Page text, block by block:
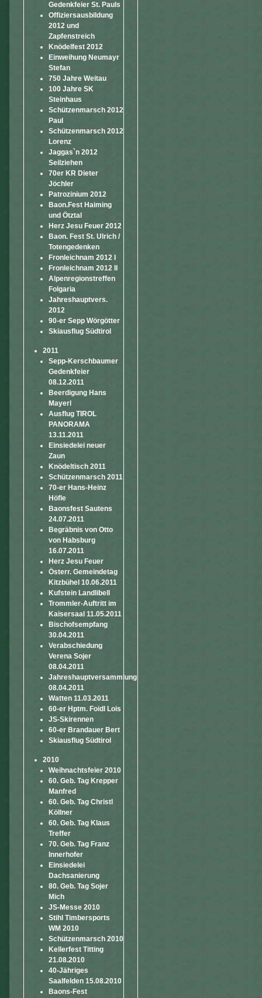
Gedenkfeier St. Pauls
Offiziersausbildung
2012 und
Zapfenstreich
Knödelfest 2012
Einweihung Neumayr
Stefan
750 Jahre Weitau
100 Jahre SK
Steinhaus
Schützenmarsch 2012
Paul
Schützenmarsch 2012
Lorenz
Jaggas`n 2012
Seilziehen
70er KR Dieter
Jöchler
Patrozinium 2012
Baon.Fest Haiming
und Ötztal
Herz Jesu Feuer 2012
Baon. Fest St. Ulrich /
Totengedenken
Fronleichnam 2012 I
Fronleichnam 2012 II
Alpenregionstreffen
Folgaria
Jahreshauptvers.
2012
90-er Sepp Wörgötter
Skiausflug Südtirol
2011
Sepp-Kerschbaumer
Gedenkfeier
08.12.2011
Beerdigung Hans
Mayerl
Ausflug TIROL
PANORAMA
13.11.2011
Einsiedelei neuer
Zaun
Knödeltisch 2011
Schützenmarsch 2011
70-er Hans-Heinz
Höfle
Baonsfest Sautens
24.07.2011
Begräbnis von Otto
von Habsburg
16.07.2011
Herz Jesu Feuer
Österr. Gemeindetag
Kitzbühel 10.06.2011
Kufstein Landlibell
Trommler-Auftritt im
Kaisersaal 11.05.2011
Bischofsempfang
30.04.2011
Verabschiedung
Verena Sojer
08.04.2011
Jahreshauptversammlung
08.04.2011
Watten 11.03.2011
60-er Hptm. Foidl Lois
JS-Skirennen
60-er Brandauer Bert
Skiausflug Südtirol
2010
Weihnachtsfeier 2010
60. Geb. Tag Krepper
Manfred
60. Geb. Tag Christl
Köllner
60. Geb. Tag Klaus
Treffer
70. Geb. Tag Franz
Innerhofer
Einsiedelei
Dachsanierung
80. Geb. Tag Sojer
Mich
JS-Messe 2010
Stihl Timbersports
WM 2010
Schützenmarsch 2010
Kellerfest Titting
21.08.2010
40-Jähriges
Saalfelden 15.08.2010
Baons-Fest